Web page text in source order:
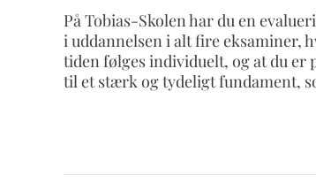
På Tobias-Skolen har du en
i uddannelsen i alt fire eksaminer,
tiden følges individuelt, og at du er
til et stærk og tydeligt fundament,